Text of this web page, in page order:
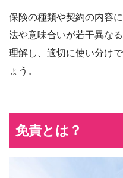
保険の種類や契約の内容
法や意味合いが若干異な
理解し、適切に使い分け
ょう。
免責とは？